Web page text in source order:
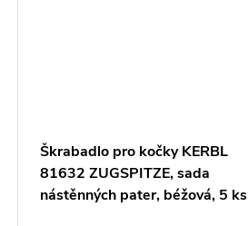
Škrabadlo pro kočky KERBL
81632 ZUGSPITZE, sada
nástěnných pater, béžová, 5 ks